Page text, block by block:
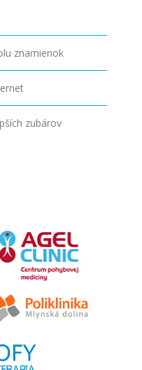
znamienok
zubárov